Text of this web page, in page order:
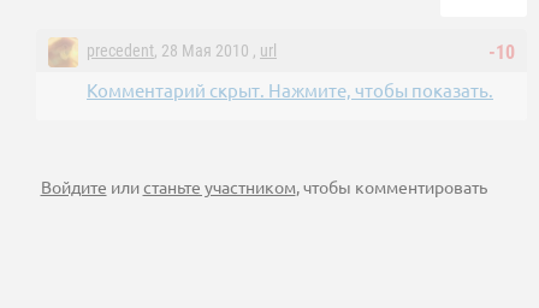
-10
precedent, 28 Мая 2010 , url
Комментарий скрыт. Нажмите, чтобы показать.
Войдите илистаньте участником, чтобы комментировать